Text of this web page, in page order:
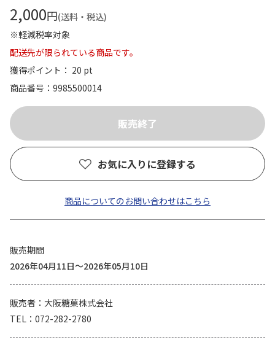
2,000円(送料・税込)
※軽減税率対象
配送先が限られている商品です。
獲得ポイント： 20 pt
商品番号
9985500014
お気に入りに登録する
商品についてのお問い合わせはこちら
販売期間
2026年04月11日～2026年05月10日
販売者
大阪糖菓株式会社
TEL
072-282-2780